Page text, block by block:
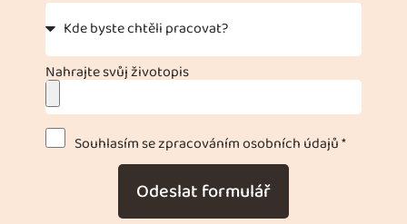
Nahrajte svůj životopis
Souhlasím se zpracováním osobních údajů *
Odeslat formulář